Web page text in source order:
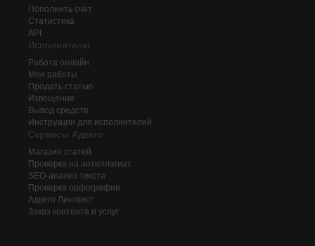
Пополнить счёт
Статистика
API
Исполнителю
Работа онлайн
Мои работы
Продать статью
Извещения
Вывод средств
Инструкции для исполнителей
Сервисы Адвего
Магазин статей
Проверка на антиплагиат
SEO-анализ текста
Проверка орфографии
Адвего Лингвист
Заказ контента и услуг